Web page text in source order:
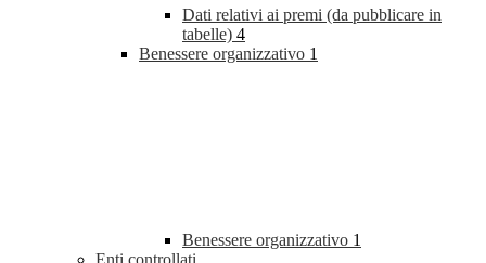
Dati relativi ai premi (da pubblicare in
tabelle) 4
Benessere organizzativo 1
Benessere organizzativo 1